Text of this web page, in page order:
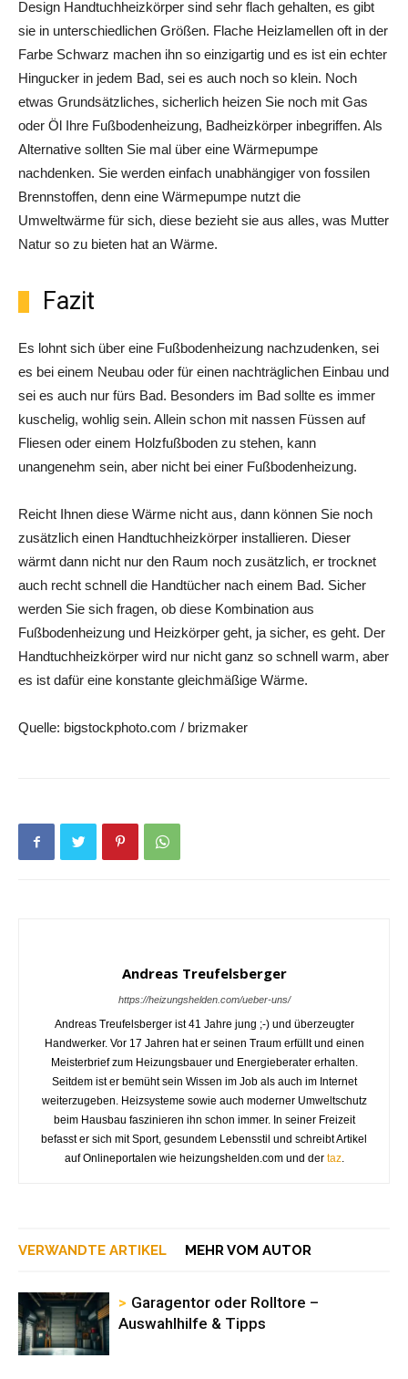
Design Handtuchheizkörper sind sehr flach gehalten, es gibt
sie in unterschiedlichen Größen. Flache Heizlamellen oft in der
Farbe Schwarz machen ihn so einzigartig und es ist ein echter
Hingucker in jedem Bad, sei es auch noch so klein. Noch
etwas Grundsätzliches, sicherlich heizen Sie noch mit Gas
oder Öl Ihre Fußbodenheizung, Badheizkörper inbegriffen. Als
Alternative sollten Sie mal über eine Wärmepumpe
nachdenken. Sie werden einfach unabhängiger von fossilen
Brennstoffen, denn eine Wärmepumpe nutzt die
Umweltwärme für sich, diese bezieht sie aus alles, was Mutter
Natur so zu bieten hat an Wärme.
Fazit
Es lohnt sich über eine Fußbodenheizung nachzudenken, sei
es bei einem Neubau oder für einen nachträglichen Einbau und
sei es auch nur fürs Bad. Besonders im Bad sollte es immer
kuschelig, wohlig sein. Allein schon mit nassen Füssen auf
Fliesen oder einem Holzfußboden zu stehen, kann
unangenehm sein, aber nicht bei einer Fußbodenheizung.
Reicht Ihnen diese Wärme nicht aus, dann können Sie noch
zusätzlich einen Handtuchheizkörper installieren. Dieser
wärmt dann nicht nur den Raum noch zusätzlich, er trocknet
auch recht schnell die Handtücher nach einem Bad. Sicher
werden Sie sich fragen, ob diese Kombination aus
Fußbodenheizung und Heizkörper geht, ja sicher, es geht. Der
Handtuchheizkörper wird nur nicht ganz so schnell warm, aber
es ist dafür eine konstante gleichmäßige Wärme.
Quelle: bigstockphoto.com / brizmaker
Andreas Treufelsberger
https://heizungshelden.com/ueber-uns/
Andreas Treufelsberger ist 41 Jahre jung ;-) und überzeugter
Handwerker. Vor 17 Jahren hat er seinen Traum erfüllt und einen
Meisterbrief zum Heizungsbauer und Energieberater erhalten.
Seitdem ist er bemüht sein Wissen im Job als auch im Internet
weiterzugeben. Heizsysteme sowie auch moderner Umweltschutz
beim Hausbau faszinieren ihn schon immer. In seiner Freizeit
befasst er sich mit Sport, gesundem Lebensstil und schreibt Artikel
auf Onlineportalen wie heizungshelden.com und der taz.
VERWANDTE ARTIKEL MEHR VOM AUTOR
Garagentor oder Rolltore –
Auswahlhilfe & Tipps